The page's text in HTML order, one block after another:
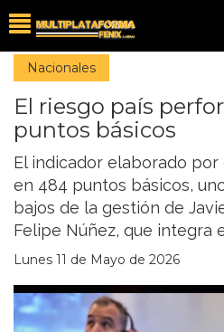
Nacionales
El riesgo país
puntos básicos
El indicador elaborado por
en 484 puntos básicos,
bajos de la gestión de
Felipe Núñez, que integra
Lunes 11 de Mayo de 2026